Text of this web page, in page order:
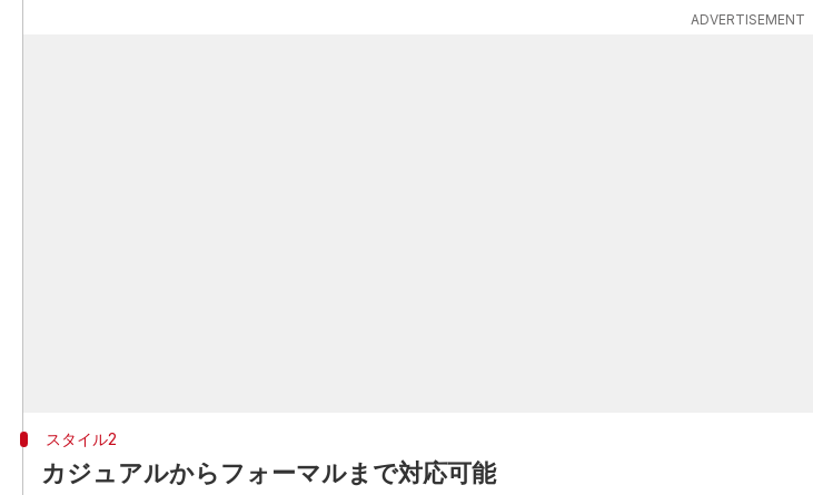
ADVERTISEMENT
スタイル2
カジュアルからフォーマルまで対応可能